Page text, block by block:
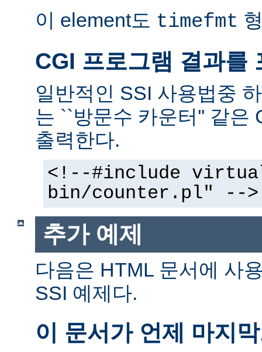
이 element도 timefmt
CGI 프로그램 결과를
일반적인 SSI 사용법중
는 ``방문수 카운터'' 같은
출력한다.
<!--#include
bin/counter.pl" -->
추가 예제
다음은 HTML 문서에 사
SSI 예제다.
이 문서가 언제 마지